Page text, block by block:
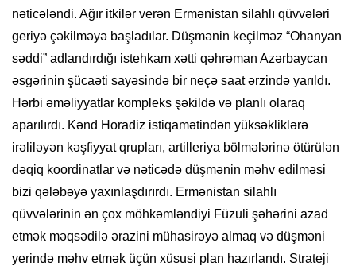
nəticələndi. Ağır itkilər verən Ermənistan silahlı qüvvələri
geriyə çəkilməyə başladılar. Düşmənin keçilməz “Ohanyan
səddi” adlandırdığı istehkam xətti qəhrəman Azərbaycan
əsgərinin şücaəti sayəsində bir neçə saat ərzində yarıldı.
Hərbi əməliyyatlar kompleks şəkildə və planlı olaraq
aparılırdı. Kənd Horadiz istiqamətindən yüksəkliklərə
irəliləyən kəşfiyyat qrupları, artilleriya bölmələrinə ötürülən
dəqiq koordinatlar və nəticədə düşmənin məhv edilməsi
bizi qələbəyə yaxınlaşdırırdı. Ermənistan silahlı
qüvvələrinin ən çox möhkəmləndiyi Füzuli şəhərini azad
etmək məqsədilə ərazini mühasirəyə almaq və düşməni
yerində məhv etmək üçün xüsusi plan hazırlandı. Strateji